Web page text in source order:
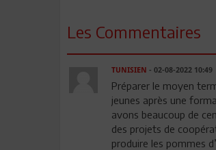
Les Commentaires
TUNISIEN - 02-08-2022 10:49
Préparer le moyen
jeunes après une
avons beaucoup de
des projets de
produire les pommes